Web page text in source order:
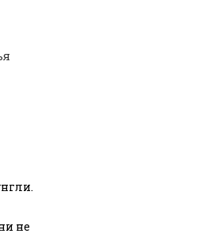
не